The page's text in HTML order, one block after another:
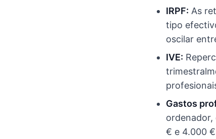
IRPF: As
tipo
oscilar
IVE:
Gastos
ordenador,
€ e 4.000